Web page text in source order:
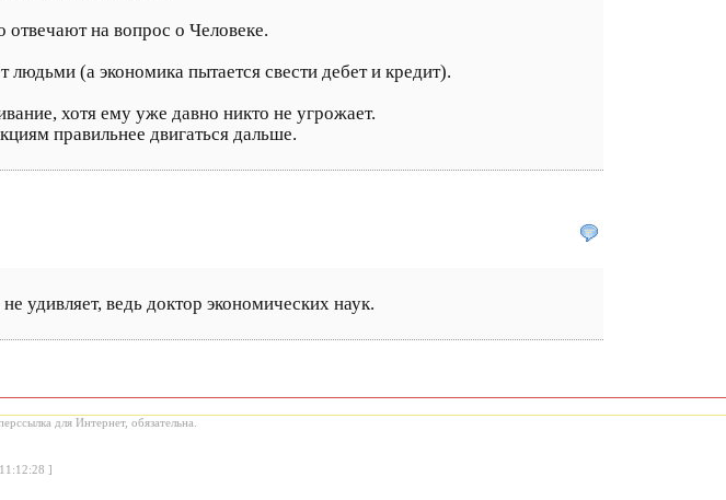
на вопрос о Человеке.
(а экономика пытается свести дебет и кредит).
хотя ему уже давно никто не угрожает.
правильнее двигаться дальше.
удивляет, ведь доктор экономических наук.
для Интернет, обязательна.
]